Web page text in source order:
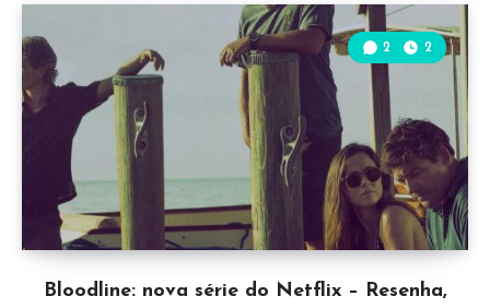
Bloodline: nova série do Netflix – Resenha,
2 2